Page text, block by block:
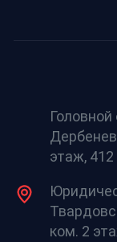
Головной
этаж,
ком. 2